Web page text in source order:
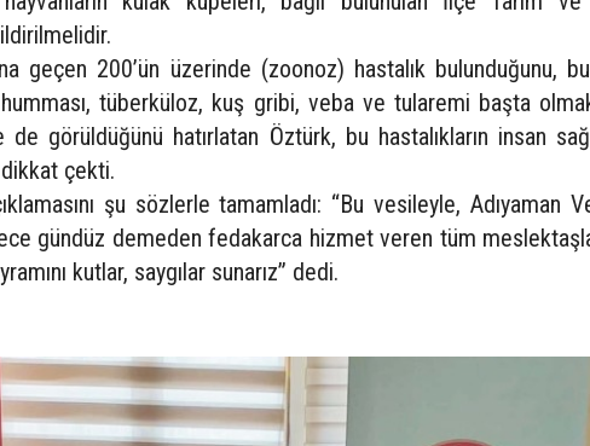
geçen 200’ün üzerinde (zoonoz) hastalık bulunduğunu,
tüberküloz, kuş gribi, veba ve tularemi başta
de görüldüğünü hatırlatan Öztürk, bu hastalıkların insan
dikkat çekti.
şu sözlerle tamamladı: “Bu vesileyle, Adıyaman
gündüz demeden fedakarca hizmet veren tüm
kutlar, saygılar sunarız” dedi.